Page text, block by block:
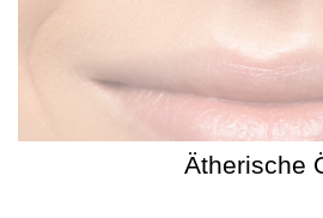
Ätherische